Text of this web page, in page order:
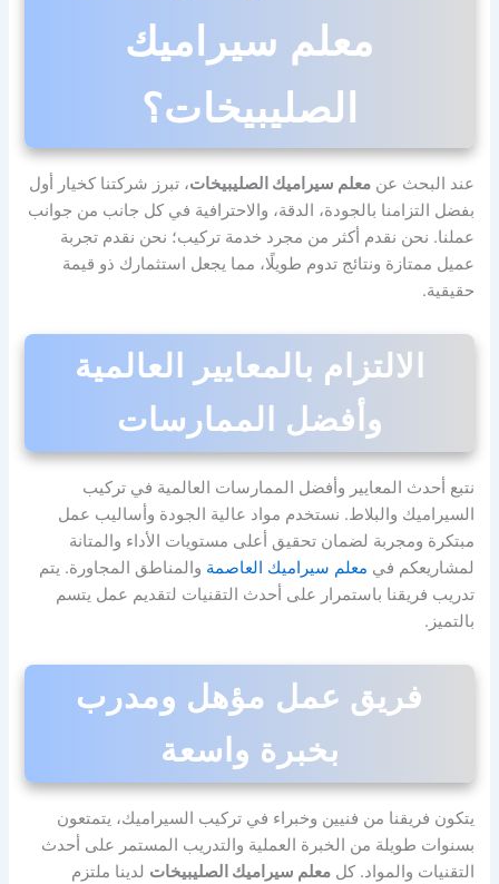
معلم سيراميك
الصليبيخات؟
عند البحث عنمعلم سيراميك الصليبيخات، تبرز شركتنا كخيار أول
بفضل التزامنا بالجودة، الدقة، والاحترافية في كل جانب من جوانب
عملنا. نحن نقدم أكثر من مجرد خدمة تركيب؛ نحن نقدم تجربة
عميل ممتازة ونتائج تدوم طويلًا، مما يجعل استثمارك ذو قيمة
حقيقية.
الالتزام بالمعايير العالمية
وأفضل الممارسات
نتبع أحدث المعايير وأفضل الممارسات العالمية في تركيب
السيراميك والبلاط. نستخدم مواد عالية الجودة وأساليب عمل
مبتكرة ومجربة لضمان تحقيق أعلى مستويات الأداء والمتانة
لمشاريعكم في معلم سيراميك العاصمة والمناطق المجاورة. يتم
تدريب فريقنا باستمرار على أحدث التقنيات لتقديم عمل يتسم
بالتميز.
فريق عمل مؤهل ومدرب
بخبرة واسعة
يتكون فريقنا من فنيين وخبراء في تركيب السيراميك، يتمتعون
بسنوات طويلة من الخبرة العملية والتدريب المستمر على أحدث
التقنيات والمواد. كلمعلم سيراميك الصليبيخات لدينا ملتزم